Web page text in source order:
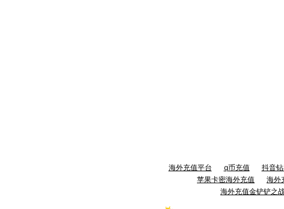
海外充值平台 q币充值 抖音
苹果卡密海外充值
海外
海外充值金铲铲之